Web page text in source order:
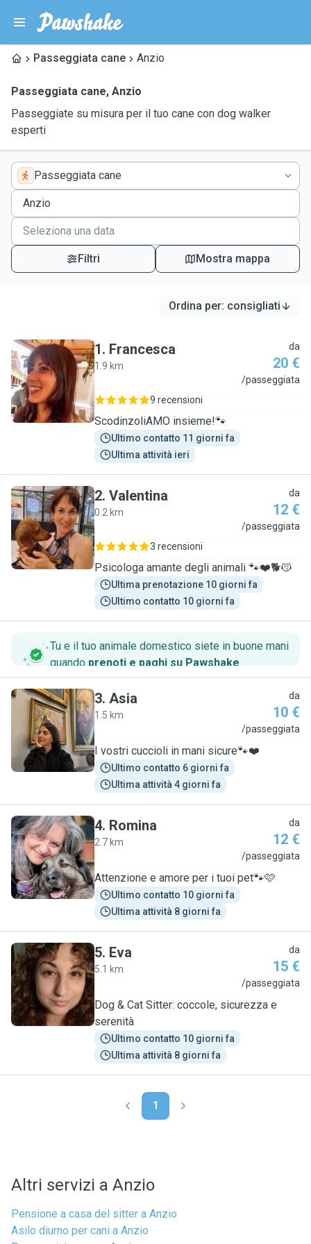
Passeggiata cane Anzio
Passeggiata cane, Anzio
Passeggiate su misura per il tuo cane con dog walker
esperti
Passeggiata cane
Filtri Mostra mappa
Ordina per: consigliati
F
1. Francesca
1.9 km
da
20 €
/passeggiata
9 recensioni
ScodinzoliAMO insieme!🐾
Ultimo contatto 11 giorni fa
Ultima attività ieri
V
2. Valentina
0.2 km
da
12 €
/passeggiata
3 recensioni
Psicologa amante degli animali 🐾❤️🐕😽
Ultima prenotazione 10 giorni fa
Ultimo contatto 10 giorni fa
Tu e il tuo animale domestico siete in buone mani
quando prenoti e paghi su Pawshake.
A
3. Asia
1.5 km
da
10 €
/passeggiata
I vostri cuccioli in mani sicure🐾❤️
Ultimo contatto 6 giorni fa
Ultima attività 4 giorni fa
R
4. Romina
2.7 km
da
12 €
/passeggiata
Attenzione e amore per i tuoi pet🐾🩷
Ultimo contatto 10 giorni fa
Ultima attività 8 giorni fa
E
5. Eva
5.1 km
da
15 €
/passeggiata
Dog & Cat Sitter: coccole, sicurezza e
serenità
Ultimo contatto 10 giorni fa
Ultima attività 8 giorni fa
1
Altri servizi a Anzio
Pensione a casa del sitter a Anzio
Asilo diurno per cani a Anzio